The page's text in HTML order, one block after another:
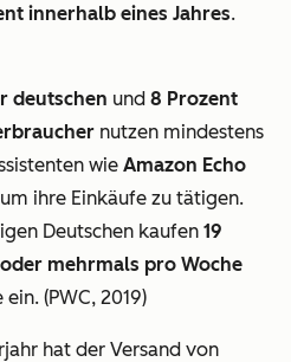
innerhalb eines Jahres.
deutschen und 8 Prozent
nutzen mindestens
wie Amazon Echo
um ihre Einkäufe zu tätigen.
Deutschen kaufen 19
mehrmals pro Woche
(PWC, 2019)
hat der Versand von